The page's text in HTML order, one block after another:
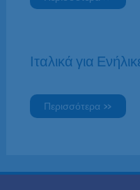
Ιταλικά για
Περισσότερα »